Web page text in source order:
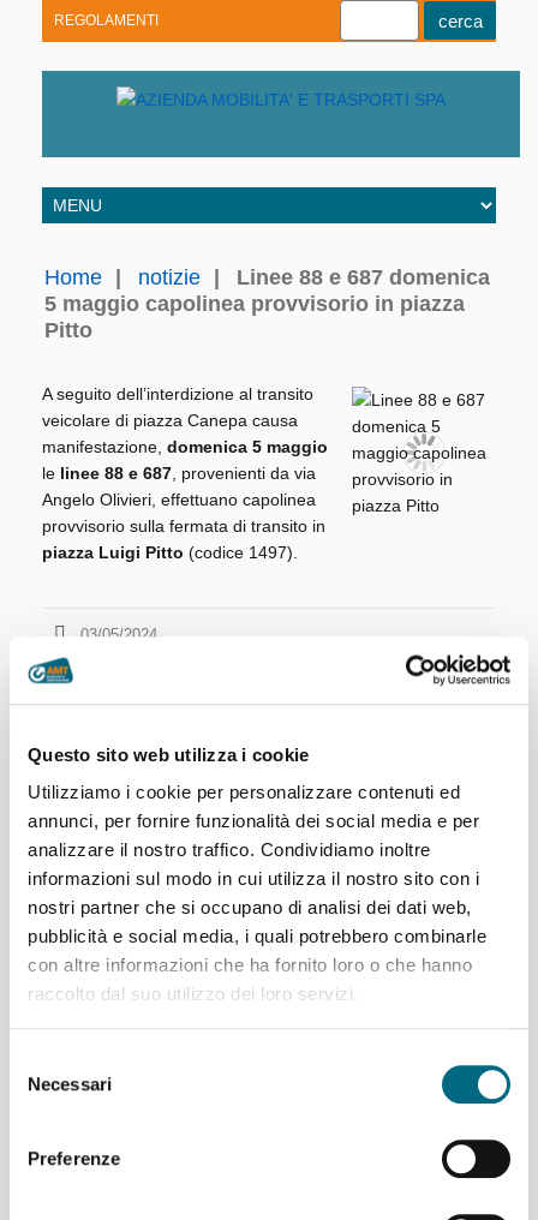
Questo sito web utilizza i cookie
Utilizziamo i cookie per personalizzare contenuti ed
annunci, per fornire funzionalità dei social media e per
analizzare il nostro traffico. Condividiamo inoltre
informazioni sul modo in cui utilizza il nostro sito con i
nostri partner che si occupano di analisi dei dati web,
pubblicità e social media, i quali potrebbero combinarle
con altre informazioni che ha fornito loro o che hanno
raccolto dal suo utilizzo dei loro servizi.
delNecessari
Preferenze
REGOLAMENTI
Home notizie
Linee 88 e 687 domenica
5 maggio capolinea provvisorio in piazza
Pitto
A seguito dell’interdizione al transito
veicolare di piazza Canepa causa
manifestazione, domenica 5 maggio
le linee 88 e 687, provenienti da via
Angelo Olivieri, effettuano capolinea
provvisorio sulla fermata di transito in
piazza Luigi Pitto (codice 1497).
03/05/2024
Linee AMT per l’incontro di calcio Genoa – Deportivo La
Linee 725, 726, 925, 926 e 927 – Variazioni ai percorsi